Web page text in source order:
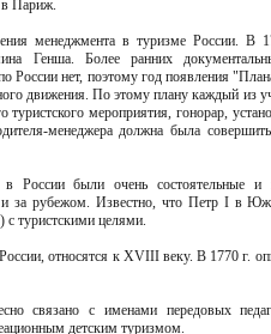
в Париж.
менеджмента в туризме России.
Генша. Более ранних
России нет, поэтому год появления
движения. По этому плану каждый из
мероприятия, гонорар,
менеджера должна была
в России были очень состоятельные
и за рубежом. Известно, что Петр I в
туристскими целями.
относятся к XVIII веку. В 1770 г.
связано с именами передовых
детским туризмом.